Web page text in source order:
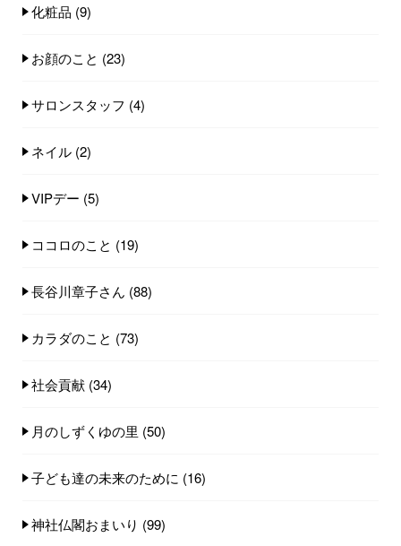
化粧品 (9)
お顔のこと (23)
サロンスタッフ (4)
ネイル (2)
VIPデー (5)
ココロのこと (19)
長谷川章子さん (88)
カラダのこと (73)
社会貢献 (34)
月のしずくゆの里 (50)
子ども達の未来のために (16)
神社仏閣おまいり (99)